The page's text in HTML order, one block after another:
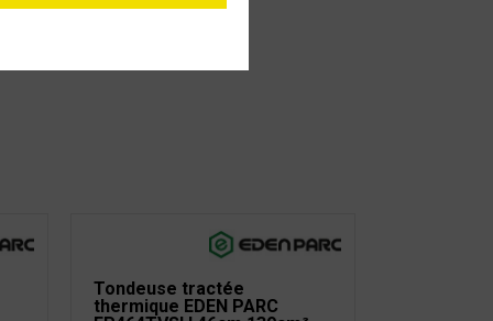
Tondeuse tractée
thermique EDEN PARC